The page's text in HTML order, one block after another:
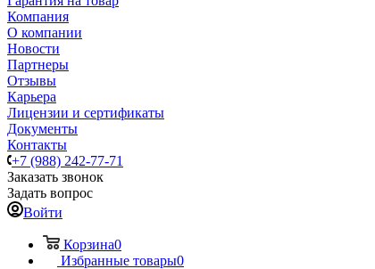
Компания
О компании
Новости
Партнеры
Отзывы
Карьера
Лицензии и сертификаты
Документы
Контакты
+7 (988) 242-77-71
Заказать звонок
Задать вопрос
Войти
Корзина0
Избранные товары0